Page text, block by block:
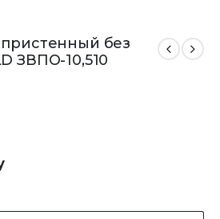
без
ЗВПО-10,510